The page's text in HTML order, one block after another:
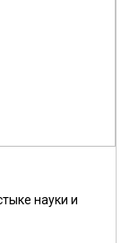
науки и